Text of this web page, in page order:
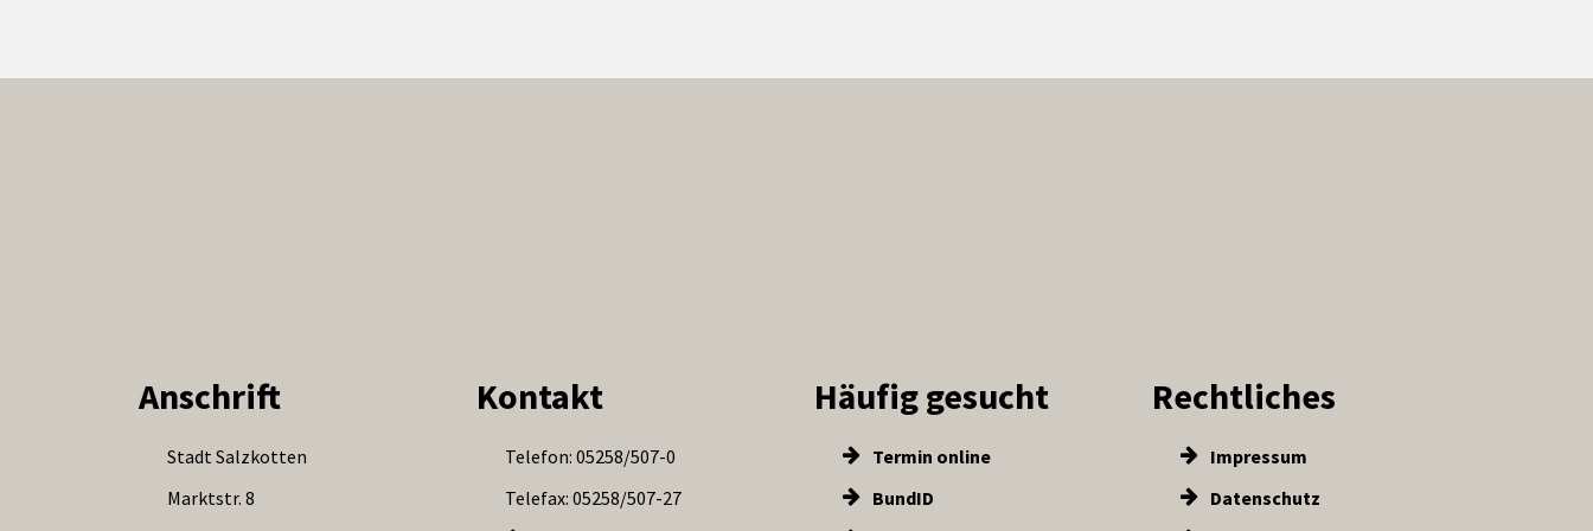
Anschrift
Stadt Salzkotten
Marktstr. 8
Kontakt
Telefon: 05258/507-0
Telefax: 05258/507-27
Häufig gesucht
Termin online
BundID
Rechtliches
Impressum
Datenschutz